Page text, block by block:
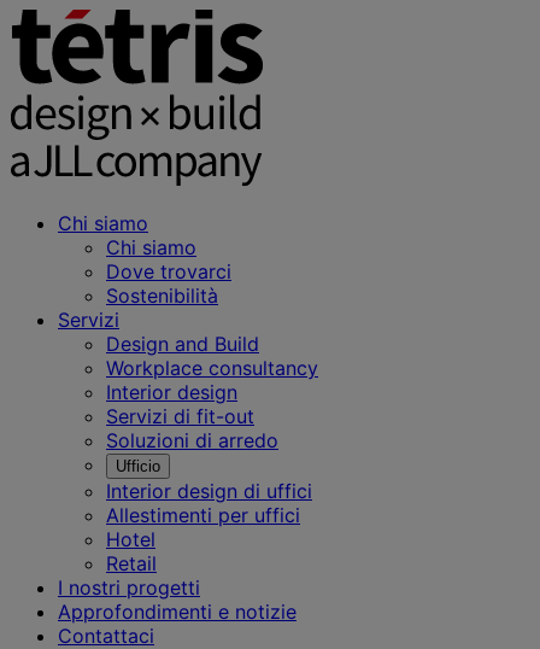
Chi siamo
Chi siamo
Dove trovarci
Sostenibilità
Servizi
Design and Build
Workplace consultancy
Interior design
Servizi di fit-out
Soluzioni di arredo
Ufficio
Interior design di uffici
Allestimenti per uffici
Hotel
Retail
I nostri progetti
Approfondimenti e notizie
Contattaci